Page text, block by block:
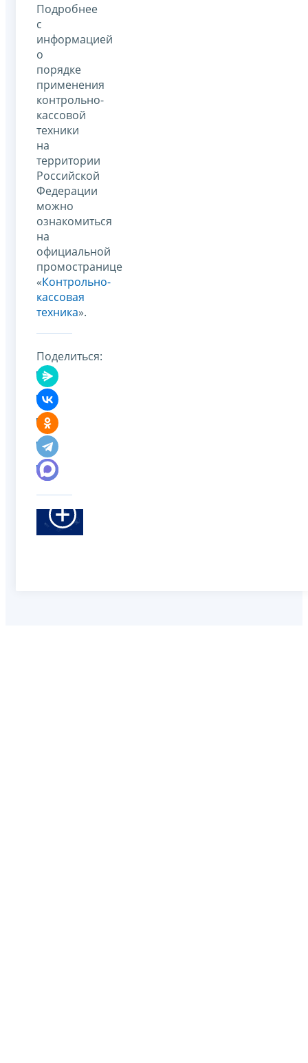
Подробнее
с
информацией
о
порядке
применения
контрольно-
кассовой
техники
на
территории
Российской
Федерации
можно
ознакомиться
на
официальной
промостранице
«Контрольно-
кассовая
техника».
Поделиться: